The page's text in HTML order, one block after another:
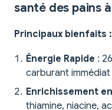
santé des pains
Principaux bienfaits :
Énergie Rapide :
carburant
Enrichissement
thiamine, niacine,